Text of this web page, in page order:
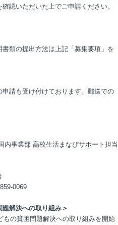
認いただいた上でご申請ください。
類の提出方法は上記「募集要項」を
請も受け付けております。郵送での
内事業部 高校生活まなびサポート担当
0069
解決への取り組み＞
もの貧困問題解決への取り組みを開始